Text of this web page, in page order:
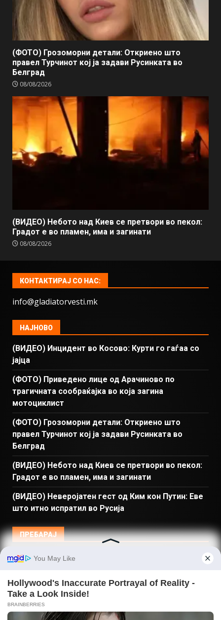
(ФОТО) Грозоморни детали: Откриено што
правел Турчинот кој ја задави Русинката во
Белград
08/08/2026
(ВИДЕО) Небото над Киев се претвори во пекол:
Градот е во пламен, има и загинати
08/08/2026
КОНТАКТИРАЈ СО НАС:
info@gladiatorvesti.mk
НАЈНОВО
(ВИДЕО) Инцидент во Косово: Курти го гаѓаа со
јајца
(ФОТО) Приведено лице од Арачиново по
трагичната сообраќајка во која загина
мотоциклист
(ФОТО) Грозоморни детали: Откриено што
правел Турчинот кој ја задави Русинката во
Белград
(ВИДЕО) Небото над Киев се претвори во пекол:
Градот е во пламен, има и загинати
(ВИДЕО) Неверојатен гест од Ким кон Путин: Еве
што итно испратил во Русија
ПРЕБАРАЈ
Македонија Балкан и Свет Спорт
Магазин